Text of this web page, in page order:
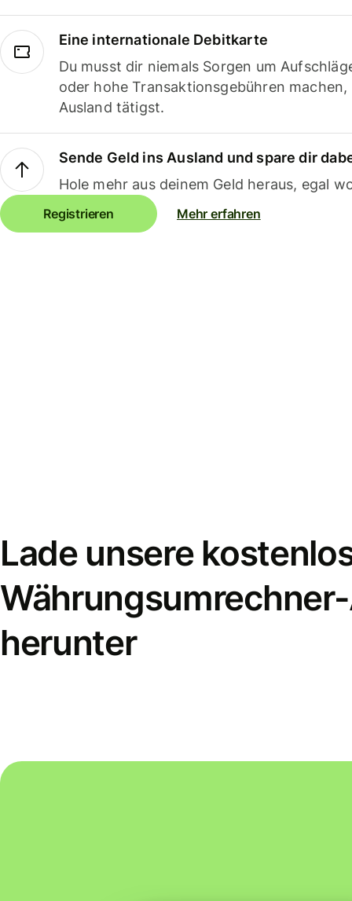
Eine internationale Debitkarte
Du musst dir niemals Sorgen um
oder hohe Transaktionsgebühren
Ausland tätigst.
Sende Geld ins Ausland und spare dir
Hole mehr aus deinem Geld heraus, egal
Registrieren Mehr erfahren
Lade unsere
herunter